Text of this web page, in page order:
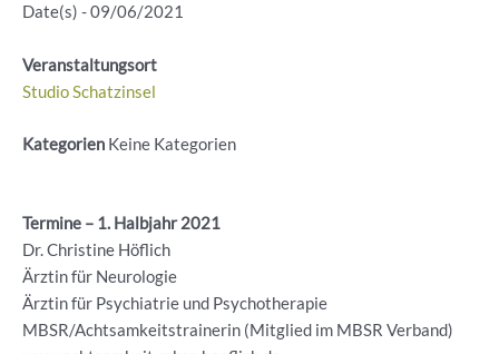
Date(s) - 09/06/2021
Veranstaltungsort
Studio Schatzinsel
Kategorien Keine Kategorien
Termine – 1. Halbjahr 2021
Dr. Christine Höflich
Ärztin für Neurologie
Ärztin für Psychiatrie und Psychotherapie
MBSR/Achtsamkeitstrainerin (Mitglied im MBSR Verband)